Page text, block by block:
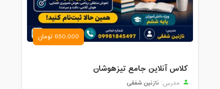
650,000 تومان
کلاس آنلاین جامع تیزهوشان
مدرس: نازنین شفقی